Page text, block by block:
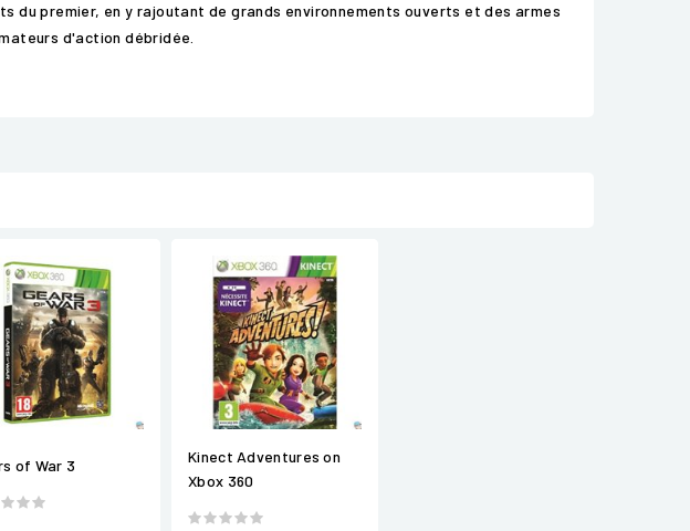
du premier, en y rajoutant de grands environnements ouverts et des armes
d'action débridée.
of War 3
Kinect Adventures on
Xbox 360